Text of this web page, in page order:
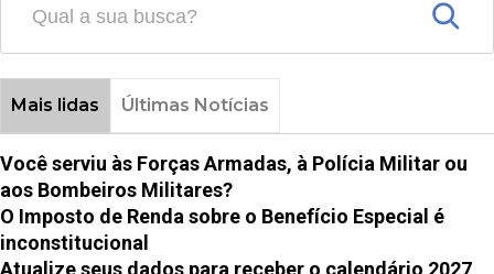
Mais lidas Últimas Notícias
Você serviu às Forças Armadas, à Polícia Militar ou
aos Bombeiros Militares?
O Imposto de Renda sobre o Benefício Especial é
inconstitucional
Atualize seus dados para receber o calendário 2027